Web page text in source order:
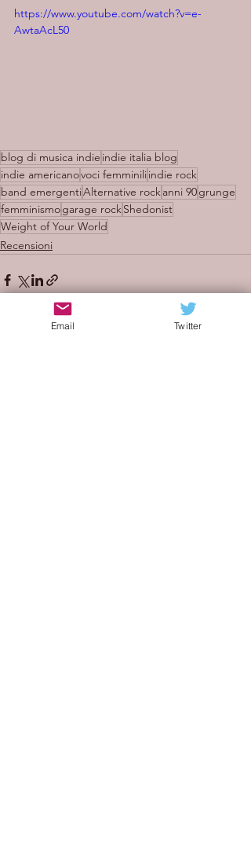
https://www.youtube.com/watch?v=e-
AwtaAcL50
blog di musica indie indie italia blog
indie americanovoci femminiliindie rock
band emergentiAlternative rockanni 90grunge
femminismogarage rockShedonist
Weight of Your World
Recensioni
Email Twitter